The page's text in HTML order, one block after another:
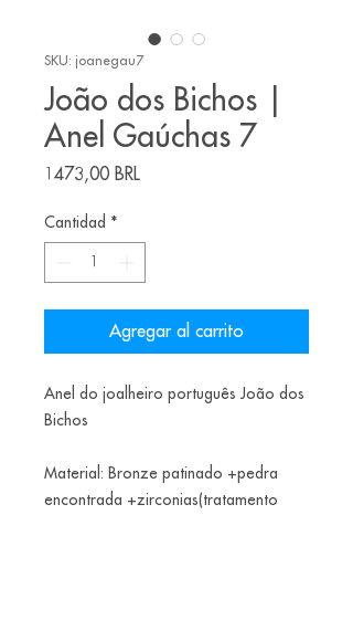
SKU: joanegau7
João dos Bichos |
Anel Gaúchas 7
1473,00 BRL
Cantidad *
Agregar al carrito
Anel do joalheiro português João dos
Bichos
Material: Bronze patinado +pedra
encontrada +zirconias(tratamento